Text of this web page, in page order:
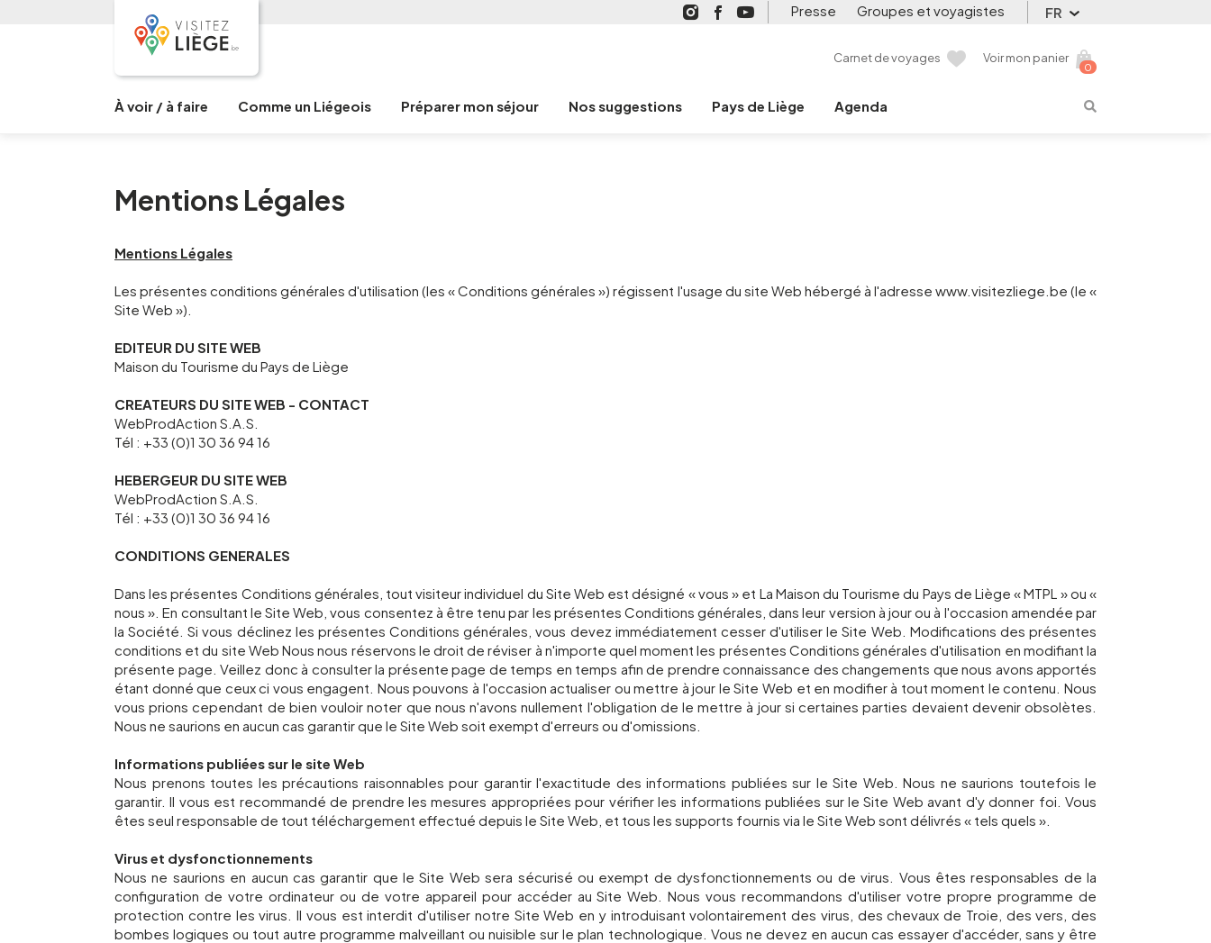
Presse Groupes et voyagistes FR
Carnet de voyages
0
Voir mon panier
À voir / à faire Comme un Liégeois Préparer mon séjour Nos suggestions Pays de Liège Agenda
Mentions Légales
Mentions Légales
Les présentes conditions générales d'utilisation (les « Conditions générales ») régissent l'usage du site Web hébergé à l'adresse www.visitezliege.be (le «
Site Web »).
EDITEUR DU SITE WEB
Maison du Tourisme du Pays de Liège
CREATEURS DU SITE WEB - CONTACT
WebProdAction S.A.S.
Tél : +33 (0)1 30 36 94 16
HEBERGEUR DU SITE WEB
WebProdAction S.A.S.
Tél : +33 (0)1 30 36 94 16
CONDITIONS GENERALES
Dans les présentes Conditions générales, tout visiteur individuel du Site Web est désigné « vous » et La Maison du Tourisme du Pays de Liège « MTPL » ou «
nous ». En consultant le Site Web, vous consentez à être tenu par les présentes Conditions générales, dans leur version à jour ou à l'occasion amendée par
la Société. Si vous déclinez les présentes Conditions générales, vous devez immédiatement cesser d'utiliser le Site Web. Modifications des présentes
conditions et du site Web Nous nous réservons le droit de réviser à n'importe quel moment les présentes Conditions générales d'utilisation en modifiant la
présente page. Veillez donc à consulter la présente page de temps en temps afin de prendre connaissance des changements que nous avons apportés
étant donné que ceux ci vous engagent. Nous pouvons à l'occasion actualiser ou mettre à jour le Site Web et en modifier à tout moment le contenu. Nous
vous prions cependant de bien vouloir noter que nous n'avons nullement l'obligation de le mettre à jour si certaines parties devaient devenir obsolètes.
Nous ne saurions en aucun cas garantir que le Site Web soit exempt d'erreurs ou d'omissions.
Informations publiées sur le site Web
Nous prenons toutes les précautions raisonnables pour garantir l'exactitude des informations publiées sur le Site Web. Nous ne saurions toutefois le
garantir. Il vous est recommandé de prendre les mesures appropriées pour vérifier les informations publiées sur le Site Web avant d'y donner foi. Vous
êtes seul responsable de tout téléchargement effectué depuis le Site Web, et tous les supports fournis via le Site Web sont délivrés « tels quels ».
Virus et dysfonctionnements
Nous ne saurions en aucun cas garantir que le Site Web sera sécurisé ou exempt de dysfonctionnements ou de virus. Vous êtes responsables de la
configuration de votre ordinateur ou de votre appareil pour accéder au Site Web. Nous vous recommandons d'utiliser votre propre programme de
protection contre les virus. Il vous est interdit d'utiliser notre Site Web en y introduisant volontairement des virus, des chevaux de Troie, des vers, des
bombes logiques ou tout autre programme malveillant ou nuisible sur le plan technologique. Vous ne devez en aucun cas essayer d'accéder, sans y être